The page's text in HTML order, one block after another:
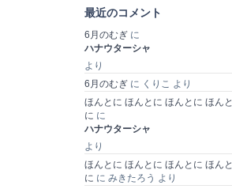
最近のコメント
6月のむぎ に
ハナウターシャ
より
6月のむぎ に くりこ より
ほんとに ほんとに ほんとに ほんと
に に
ハナウターシャ
より
ほんとに ほんとに ほんとに ほんと
に に みきたろう より